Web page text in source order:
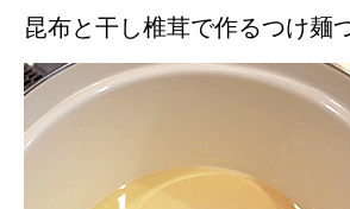
昆布と干し椎茸で作るつけ麺